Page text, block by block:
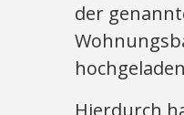
der
Hierdurch